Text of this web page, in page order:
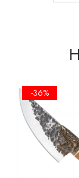
-36%